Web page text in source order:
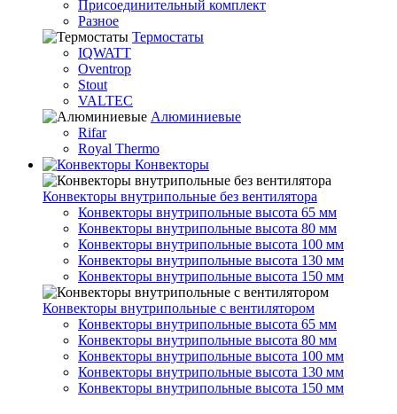
Присоединительный комплект
Разное
Термостаты
IQWATT
Oventrop
Stout
VALTEC
Алюминиевые
Rifar
Royal Thermo
Конвекторы
Конвекторы внутрипольные без вентилятора
Конвекторы внутрипольные высота 65 мм
Конвекторы внутрипольные высота 80 мм
Конвекторы внутрипольные высота 100 мм
Конвекторы внутрипольные высота 130 мм
Конвекторы внутрипольные высота 150 мм
Конвекторы внутрипольные с вентилятором
Конвекторы внутрипольные высота 65 мм
Конвекторы внутрипольные высота 80 мм
Конвекторы внутрипольные высота 100 мм
Конвекторы внутрипольные высота 130 мм
Конвекторы внутрипольные высота 150 мм